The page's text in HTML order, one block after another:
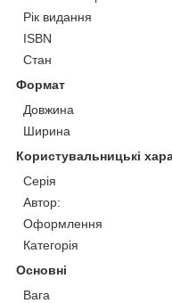
Рік видання
ISBN
Стан
Формат
Довжина
Ширина
Користувальницькі
Серія
Автор:
Оформлення
Категорія
Основні
Вага